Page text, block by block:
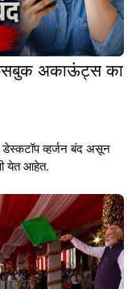
अकाऊंट्स का
व्हर्जन बंद असून
येत आहेत.